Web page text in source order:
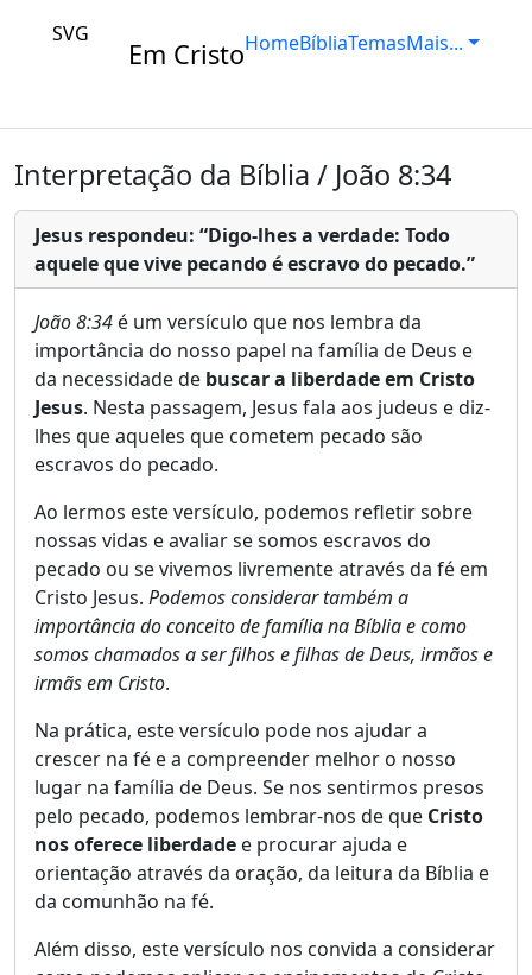
SVG
Em CristoHomeBíbliaTemasMais...
Interpretação da Bíblia / João 8:34
Jesus respondeu: “Digo-lhes a verdade: Todo
aquele que vive pecando é escravo do pecado.”
João 8:34 é um versículo que nos lembra da
importância do nosso papel na família de Deus e
da necessidade de buscar a liberdade em Cristo
Jesus. Nesta passagem, Jesus fala aos judeus e diz-
lhes que aqueles que cometem pecado são
escravos do pecado.
Ao lermos este versículo, podemos refletir sobre
nossas vidas e avaliar se somos escravos do
pecado ou se vivemos livremente através da fé em
Cristo Jesus. Podemos considerar também a
importância do conceito de família na Bíblia e como
somos chamados a ser filhos e filhas de Deus, irmãos e
irmãs em Cristo.
Na prática, este versículo pode nos ajudar a
crescer na fé e a compreender melhor o nosso
lugar na família de Deus. Se nos sentirmos presos
pelo pecado, podemos lembrar-nos de que Cristo
nos oferece liberdade e procurar ajuda e
orientação através da oração, da leitura da Bíblia e
da comunhão na fé.
Além disso, este versículo nos convida a considerar